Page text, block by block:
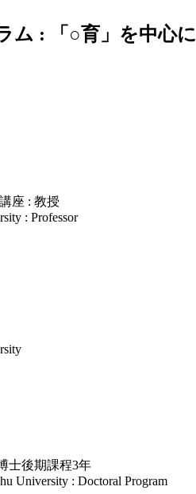
ム : 「○育」を中心に
座 : 教授
: Professor
士後期課程3年
University : Doctoral Program